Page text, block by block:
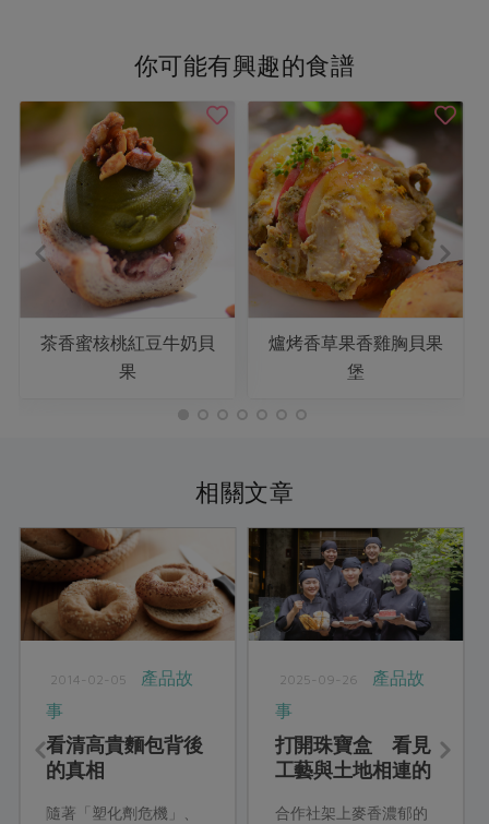
你可能有興趣的食譜
茶香蜜核桃紅豆牛奶貝
果
爐烤香草果香雞胸貝果
堡
相關文章
2014-02-05
產品故
事
看清高貴麵包背後
的真相
隨著「塑化劑危機」、
2025-09-26
產品故
事
打開珠寶盒 看見
工藝與土地相連的
合作社架上麥香濃郁的